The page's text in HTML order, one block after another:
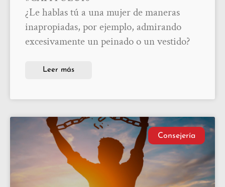
¿Le hablas tú a una mujer de maneras
inapropiadas, por ejemplo, admirando
excesivamente un peinado o un vestido?
Leer más
Consejería